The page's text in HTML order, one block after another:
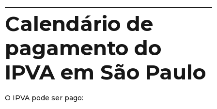
Calendário de
pagamento do
IPVA em São Paulo
O IPVA pode ser pago: